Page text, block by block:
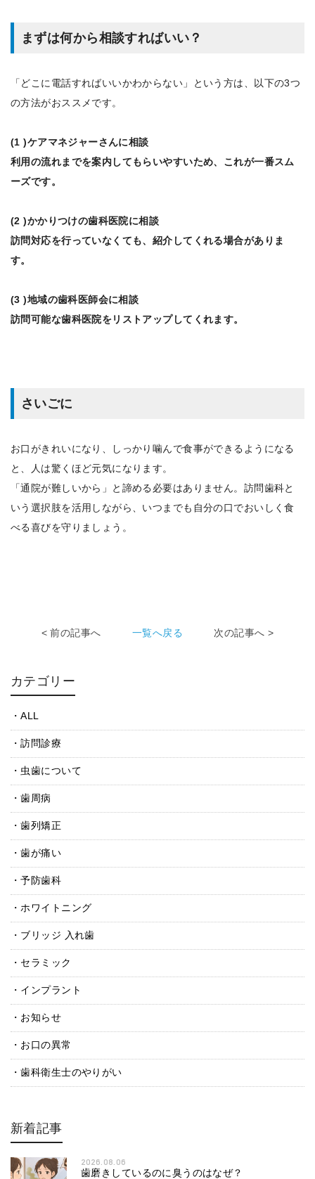
まずは何から相談すればいい？
「どこに電話すればいいかわからない」という方は、以下の3つ
の方法がおススメです。
(1 )ケアマネジャーさんに相談
利用の流れまでを案内してもらいやすいため、これが一番スム
ーズです。
(2 )かかりつけの歯科医院に相談
訪問対応を行っていなくても、紹介してくれる場合がありま
す。
(3 )地域の歯科医師会に相談
訪問可能な歯科医院をリストアップしてくれます。
さいごに
お口がきれいになり、しっかり噛んで食事ができるようになる
と、人は驚くほど元気になります。
「通院が難しいから」と諦める必要はありません。訪問歯科と
いう選択肢を活用しながら、いつまでも自分の口でおいしく食
べる喜びを守りましょう。
< 前の記事へ 一覧へ戻る 次の記事へ >
カテゴリー
ALL
訪問診療
虫歯について
歯周病
歯列矯正
歯が痛い
予防歯科
ホワイトニング
ブリッジ 入れ歯
セラミック
インプラント
お知らせ
お口の異常
歯科衛生士のやりがい
新着記事
2026.08.06
歯磨きしているのに臭うのはなぜ？